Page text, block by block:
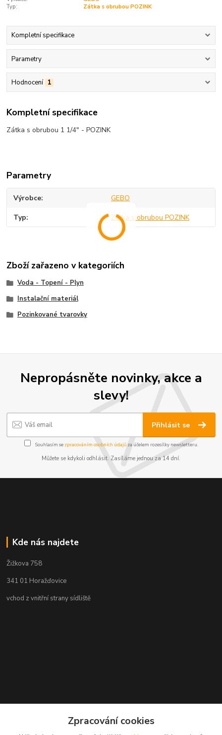
Typ:
Zátka s obrubou POZINK
Kompletní specifikace
Parametry
Hodnocení 1
Kompletní specifikace
Zátka s obrubou 1 1/4" - POZINK
Parametry
Výrobce GEBO
Typ Zátka s obrubou POZINK
Zboží zařazeno v kategoriích
Voda - Topení - Plyn
Instalační materiál
Pozinkované tvarovky
Nepropásněte novinky, akce a
slevy!
Přihlásit se
Souhlasím se zpracováním osobních údajůza účelem rozesílky newsletteru.
Můžete se kdykoli odhlásit. Zasíláme jednou za 14 dní.
Kde nás najdete
Žižkova 758
341 01 Horažďovice
vchod z vnitřní strany sídliště
Zpracování cookies